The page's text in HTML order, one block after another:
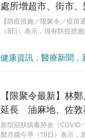
處所增超市、街市
入！
【防疫措施／限聚令／疫苗
（8日）表示，現有防疫措
【限聚令最新】林
延長 油麻地、佐敦
測
新型冠狀病毒肺炎（
鄭月娥今早（19日）表示，